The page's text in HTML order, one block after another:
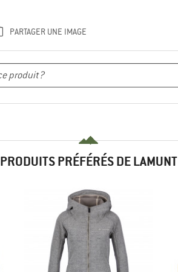
PARTAGER UNE IMAGE
PRODUITS PRÉFÉRÉS DE LAMUNT